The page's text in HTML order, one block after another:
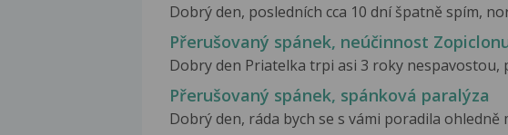
Dobrý den, posledních cca 10 dní špatně spím,
Přerušovaný spánek, neúčinnost
Dobry den Priatelka trpi asi 3 roky nespavostou,
Přerušovaný spánek, spánková paralýza
Dobrý den, ráda bych se s vámi poradila ohledně